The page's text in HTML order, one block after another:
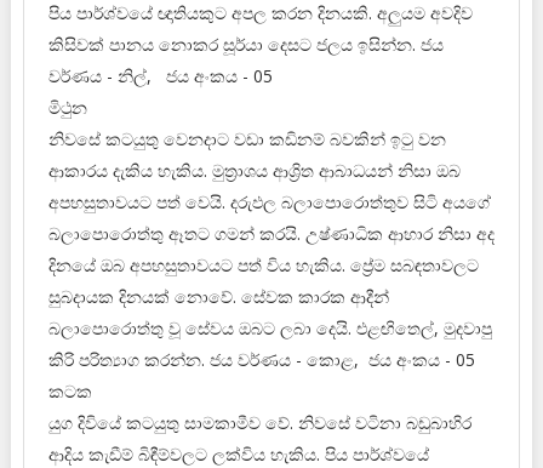
පිය පාර්ශ්වයේ ඥාතියකුට අපල කරන දිනයකි. අලුයම අවදිව
කිසිවක් පානය නොකර සූර්යා දෙසට ජලය ඉසින්න. ජය
වර්ණය - නිල්, ජය අංකය - 05
මිථුන
නිවසේ කටයුතු වෙනදාට වඩා කඩිනම් බවකින් ඉටු වන
ආකාරය දැකිය හැකිය. මුත්‍රාශය ආශ්‍රිත ආබාධයන් නිසා ඔබ
අපහසුතාවයට පත් වෙයි. දරුඵල බලාපොරොත්තුව සිටි අයගේ
බලාපොරොත්තු ඈතට ගමන් කරයි. උෂ්ණාධික ආහාර නිසා අද
දිනයේ ඔබ අපහසුතාවයට පත් විය හැකිය. ප්‍රේම සබඳතාවලට
සුබදායක දිනයක් නොවේ. සේවක කාරක ආදීන්
බලාපොරොත්තු වූ සේවය ඔබට ලබා දෙයි. එළඟිතෙල්, මුදවාපු
කිරි පරිත්‍යාග කරන්න. ජය වර්ණය - කොළ, ජය අංකය - 05
කටක
යුග දිවියේ කටයුතු සාමකාමීව වේ. නිවසේ වටිනා බඩුබාහිර
ආදිය කැඩීම් බිඳීම්වලට ලක්විය හැකිය. පිය පාර්ශ්වයේ